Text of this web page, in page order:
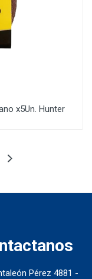
x5Un. Hunter
Pérez 4881 -